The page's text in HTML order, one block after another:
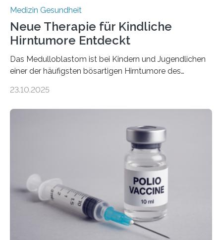
Medizin Gesundheit
Neue Therapie für Kindliche
Hirntumore Entdeckt
Das Medulloblastom ist bei Kindern und Jugendlichen
einer der häufigsten bösartigen Hirntumore des
Betroffenen können mit heutigen Methoden geheilt
Dringend benötigt werden zielgerichtete Therapien, die
nur Tumorschwachstellen angreifen und normales
Gewebe verschonen. Forschende um Daniel Merk vom
Hertie-Institut für klinische Hirnforschung am
Universitätsklinikum Tübingen haben eine solche
Schwachstelle im Erbgut einer Untergruppe des
Medulloblastoms gefunden. Die Wilhelm Sander-
Stiftung unterstützte das Projekt…
23.10.2025